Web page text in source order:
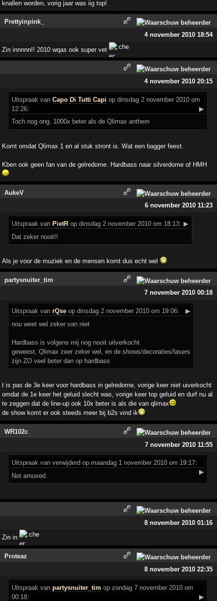
knallen worden, vorig jaar was iig top!
Prettyinpink_
4 november 2010 18:54
Zin innnnn!! 2010 wqas ook super vet
4 november 2010 20:15
Uitspraak vanCapo Di Tutti Capi op dinsdag 2 november 2010 om
12:26:
▶
Toch nog ong. 1000x beter als de Qlimax anthem
Komt omdat Qlimax 1 en al stuk stront is. Wat een bagger feest.
Kben ook geen fan van de gelredome. Hardbass naar silverdome of HMH
AukeV
6 november 2010 11:23
Uitspraak van PietR op dinsdag 2 november 2010 om 18:13: ▶
Dat zeker nooit!!
Als je voor de muziek en de mensen komt dus echt wel
partysnuiter_tim
7 november 2010 00:18
Uitspraak vanrQse op dinsdag 2 november 2010 om 19:06:
▶
nou weet wel zeker van niet
Hardbass is volgens mij nog nooit uitverkocht
geweest, Qlimax zeer zeker wel, en de shows/decoraties/lasers
zijn ZO veel beter dan op hardbass
t is pas de 3e keer voor hardbass in gelredome, vorige keer niet uiverkocht
omdat de 1e keer het geluid slecht was, vorige keer top geluid en durf nu al
te zeggen dat de line-up ook 10x beter is als die van qlimax
de show komt er ook steeds meer bij b2s vind ik
WR102c
7 november 2010 11:55
Uitspraak van verwijderd op maandag 1 november 2010 om 19:17:
▶
Not amused.
8 november 2010 01:16
Zin in
Proteaz
8 november 2010 22:35
Uitspraak vanpartysnuiter_tim op zondag 7 november 2010 om
00:18:
▶